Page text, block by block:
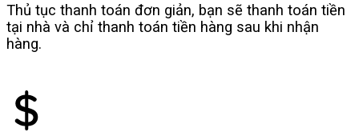
Thủ tục thanh toán đơn giản, bạn sẽ thanh toán tiền
tại nhà và chỉ thanh toán tiền hàng sau khi nhận
hàng.